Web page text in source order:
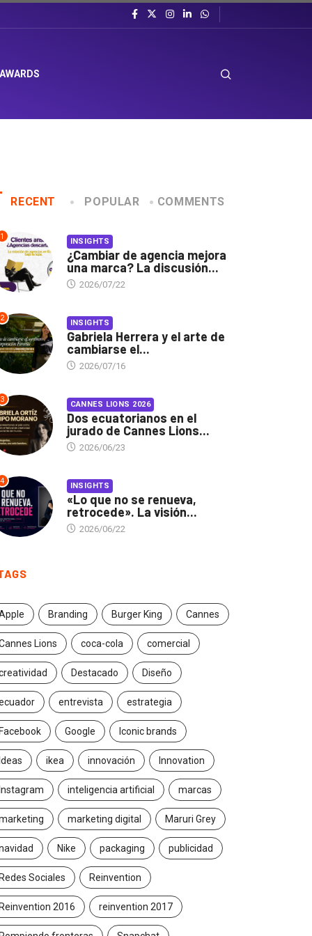
RECENT POPULAR COMMENTS
1 INSIGHTS
¿Cambiar de agencia mejora
una marca? La discusión...
2026/07/22
2 INSIGHTS
Gabriela Herrera y el arte de
cambiarse el...
2026/07/16
3 CANNES LIONS 2026
Dos ecuatorianos en el
jurado de Cannes Lions...
2026/06/23
4 INSIGHTS
«Lo que no se renueva,
retrocede». La visión...
2026/06/22
Branding Burger King Cannes
Lions coca-cola comercial
Destacado Diseño
entrevista estrategia
Facebook Google Iconic brands
Ideas ikea innovación Innovation
Instagram inteligencia artificial marcas
marketing digital Maruri Grey
Nike packaging publicidad
Redes Sociales Reinvention
Reinvention 2016 reinvention 2017